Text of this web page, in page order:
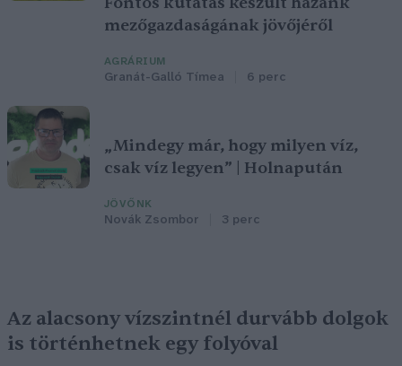
mezőgazdaságának jövőjéről
AGRÁRIUM
Granát-Galló Tímea 6 perc
„Mindegy már, hogy milyen víz,
csak víz legyen” | Holnapután
JÖVŐNK
Novák Zsombor 3 perc
Az alacsony vízszintnél durvább dolgok
is történhetnek egy folyóval